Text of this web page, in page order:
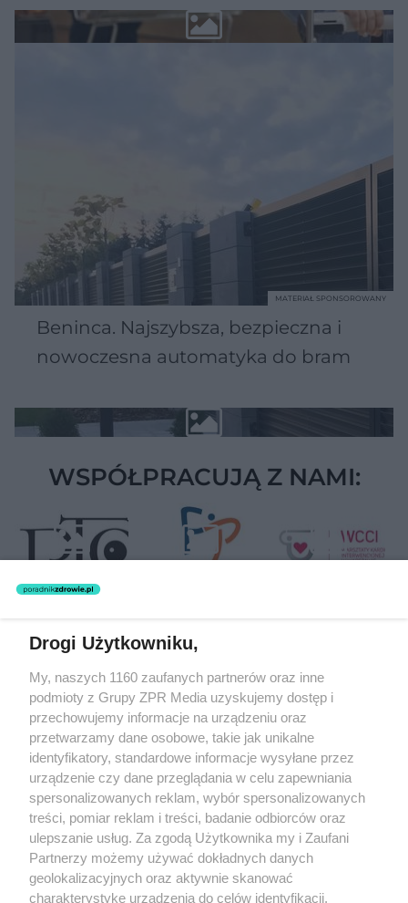
Beninca. Najszybsza, bezpieczna i
nowoczesna automatyka do bram
MATERIAŁ SPONSOROWANY
WSPÓŁPRACUJĄ Z NAMI:
Żaden utwór zamieszczony w serwisie nie może być powielany i
rozpowszechniany lub dalej rozpowszechniany w jakikolwiek sposób
(w tym także elektroniczny lub mechaniczny) na jakimkolwiek polu
eksploatacji w jakiejkolwiek formie, włącznie z umieszczaniem w
Internecie bez pisemnej zgody właściciela praw. Jakiekolwiek użycie
lub wykorzystanie utworów w całości lub w części z naruszeniem
prawa, tzn. bez właściwej zgody, jest zabronione pod groźbą kary i
może być ścigane prawnie.
Drogi Użytkowniku,
My, naszych 1160 zaufanych partnerów oraz inne
podmioty z Grupy ZPR Media uzyskujemy dostęp i
przechowujemy informacje na urządzeniu oraz
przetwarzamy dane osobowe, takie jak unikalne
identyfikatory, standardowe informacje wysyłane przez
urządzenie czy dane przeglądania w celu zapewniania
spersonalizowanych reklam, wybór spersonalizowanych
treści, pomiar reklam i treści, badanie odbiorców oraz
ulepszanie usług. Za zgodą Użytkownika my i Zaufani
Partnerzy możemy używać dokładnych danych
geolokalizacyjnych oraz aktywnie skanować
charakterystykę urządzenia do celów identyfikacji.